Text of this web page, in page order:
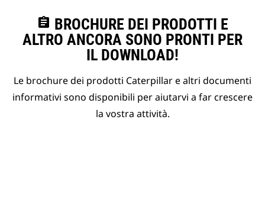
assignment BROCHURE DEI PRODOTTI E
ALTRO ANCORA SONO PRONTI PER
IL DOWNLOAD!
Le brochure dei prodotti Caterpillar e altri documenti
informativi sono disponibili per aiutarvi a far crescere
la vostra attività.